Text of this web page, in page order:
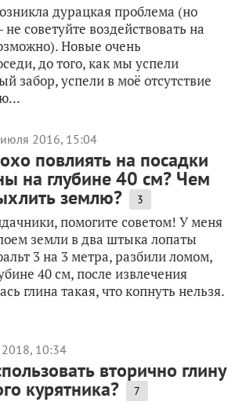
дурацкая проблема (но
советуйте воздействовать на
Новые очень
до того, как мы успели
забор, успели в моё отсутствие
2016, 15:04
повлиять на посадки
на глубине 40 см? Чем
землю? 3
помогите советом! У меня
земли в два штыка лопаты
3 на 3 метра, разбили ломом,
40 см, после извлечения
глина такая, что копнуть нельзя.
10:34
вторично глину
курятника? 7